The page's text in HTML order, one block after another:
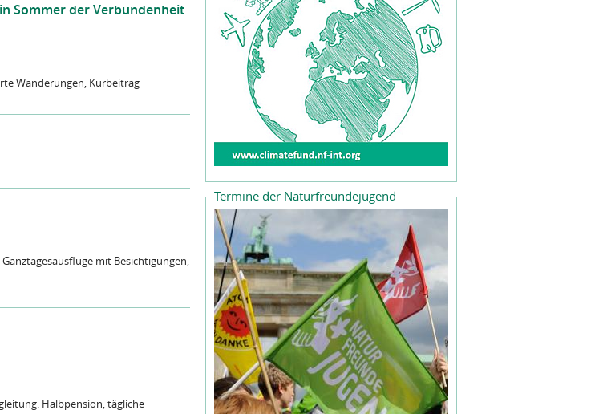
Sommer der Verbundenheit
Wanderungen, Kurbeitrag
mit Besichtigungen,
Halbpension, tägliche
Termine der Naturfreundejugend